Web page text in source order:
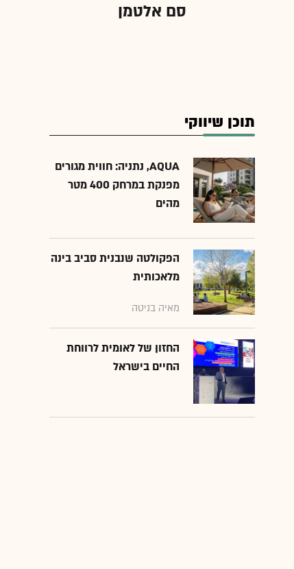
סם אלטמן
תוכן שיווקי
AQUA, נתניה: חווית מגורים
מפנקת במרחק 400 מטר
מהים
הפקולטה שנבנית סביב בינה
מלאכותית
מאיה בניטה
החזון של לאומית לרווחת
החיים בישראל